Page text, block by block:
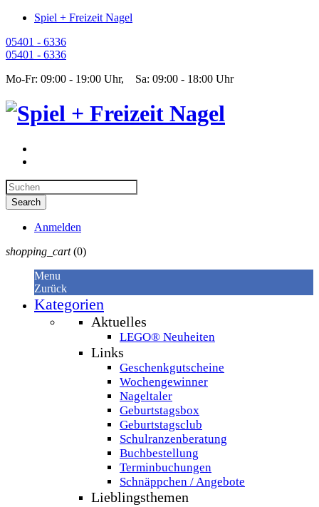
Spiel + Freizeit Nagel
05401 - 6336
05401 - 6336
Mo-Fr: 09:00 - 19:00 Uhr, Sa: 09:00 - 18:00 Uhr
Anmelden
shopping_cart (0)
Menu
Zurück
Kategorien
Aktuelles
LEGO® Neuheiten
Links
Geschenkgutscheine
Wochengewinner
Nageltaler
Geburtstagsbox
Geburtstagsclub
Schulranzenberatung
Buchbestellung
Terminbuchungen
Schnäppchen / Angebote
Lieblingsthemen